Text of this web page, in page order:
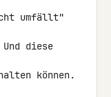
umfällt"
diese
können.